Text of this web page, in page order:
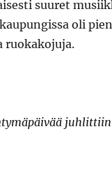
suuret
oli
ruokakojuja.